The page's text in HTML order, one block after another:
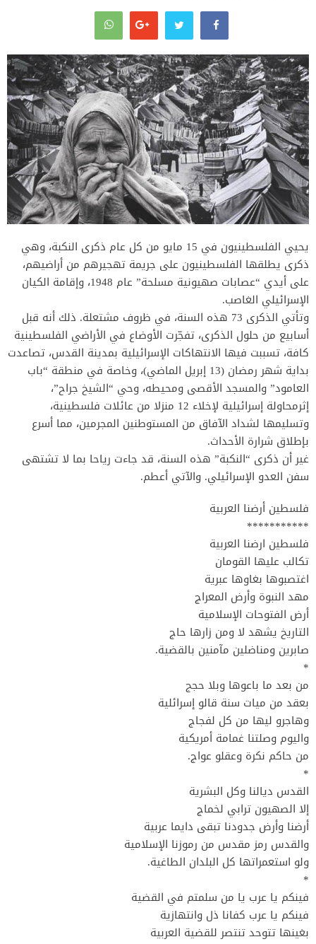
يحيي الفلسطينيون في 15 مايو من كل عام ذكرى النكبة، وهي
ذكرى يطلقها الفلسطينيون على جريمة تهجيرهم من أراضيهم،
على أيدي “عصابات صهيونية مسلحة” عام 1948، وإقامة الكيان
الإسرائيلي الغاصب.
وتأتي الذكرى 73 هذه السنة، في ظروف مشتعلة. ذلك أنه قبل
أسابيع من حلول الذكرى، تفجّرت الأوضاع في الأراضي الفلسطينية
كافة، تسببت فيها الانتهاكات الإسرائيلية بمدينة القدس، تصاعدت
بداية شهر رمضان (13 إبريل الماضي)، وخاصة في منطقة “باب
العامود” والمسجد الأقصى ومحيطه، وحي “الشيخ جراح”،
إثرمحاولة إسرائيلية لإخلاء 12 منزلا من عائلات فلسطينية،
وتسليمها لشداد الآفاق من المستوطنين المجرمين، مما أسرع
بإطلاق شرارة الأحداث.
غير أن ذكرى “النكبة” هذه السنة، قد جاءت رياحا بما لا تشتهى
سفن العدو الإسرائيلي. والآتي أعطم.
فلسطين أرضنا العربية
***********
فلسطين ارضنا العربية
تكالب عليها القومان
اغتصبوها بغاوها عبرية
مهد النبوة وأرض المعراج
أرض الفتوحات الإسلامية
التاريخ يشهد لا ومن زارها حاج
صابرين ومناضلين مآمنين بالقضية.
*
من بعد ما باعوها وبلا حجج
بعقد من ميات سنة قالو إسرائلية
وهاجرو ليها من كل لفجاج
واليوم وصلتنا غمامة أمريكية
من حاكم نكرة وعقلو عواج.
*
القدس ديالنا وكل البشرية
إلا الصهيون ترابي لخماج
أرضنا وأرض جدودنا تبقى دايما عربية
والقدس رمز مقدس من رموزنا الإسلامية
ولو استعمراتها كل البلدان الطاغية.
*
فينكم يا عرب يا من سلمتم في القضية
فينكم يا عرب كفانا ذل وانتهازية
بغينها تتوحد تنتصر للقضية العربية